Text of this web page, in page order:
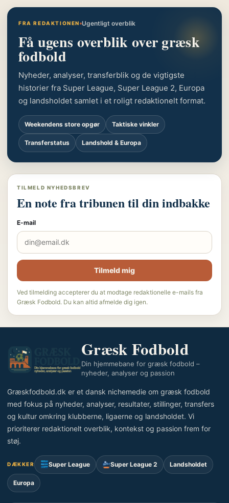
FRA REDAKTIONEN Ugentligt overblik
Få ugens overblik over græsk
fodbold
Nyheder, analyser, transferblik og de vigtigste
historier fra Super League, Super League 2, Europa
og landsholdet samlet i et roligt redaktionelt format.
Weekendens store opgør Taktiske vinkler
Transferstatus Landshold & Europa
TILMELD NYHEDSBREV
En note fra tribunen til din indbakke
E-mail
Tilmeld mig
Ved tilmelding accepterer du at modtage redaktionelle e-mails fra
Græsk Fodbold. Du kan altid afmelde dig igen.
Græsk Fodbold
Din hjemmebane for græsk fodbold –
nyheder, analyser og passion
Græskfodbold.dk er et dansk nichemedie om græsk fodbold
med fokus på nyheder, analyser, resultater, stillinger, transfers
og kultur omkring klubberne, ligaerne og landsholdet. Vi
prioriterer redaktionelt overblik, kontekst og passion frem for
støj.
DÆKKER Super League Super League 2 Landsholdet
Europa